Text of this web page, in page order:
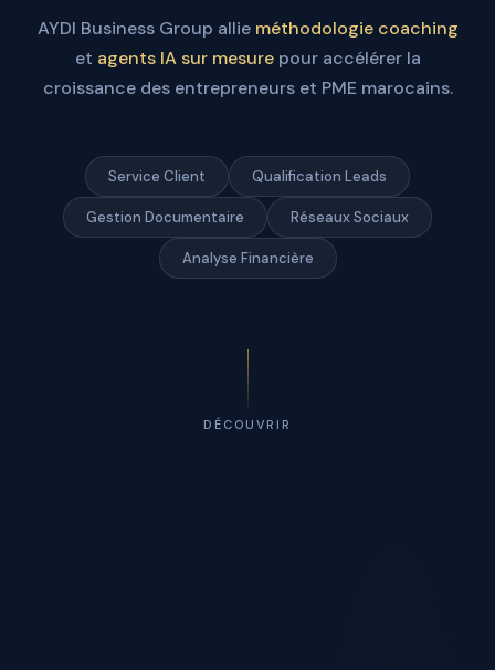
AYDI Business Group allie méthodologie coaching
et agents IA sur mesurepour accélérer la
croissance des entrepreneurs et PME marocains.
Service Client Qualification Leads
Gestion Documentaire Réseaux Sociaux
Analyse Financière
DÉCOUVRIR